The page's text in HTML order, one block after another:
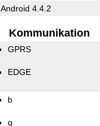
Android 4.4.2
Kommunikation
GPRS
EDGE
b
g